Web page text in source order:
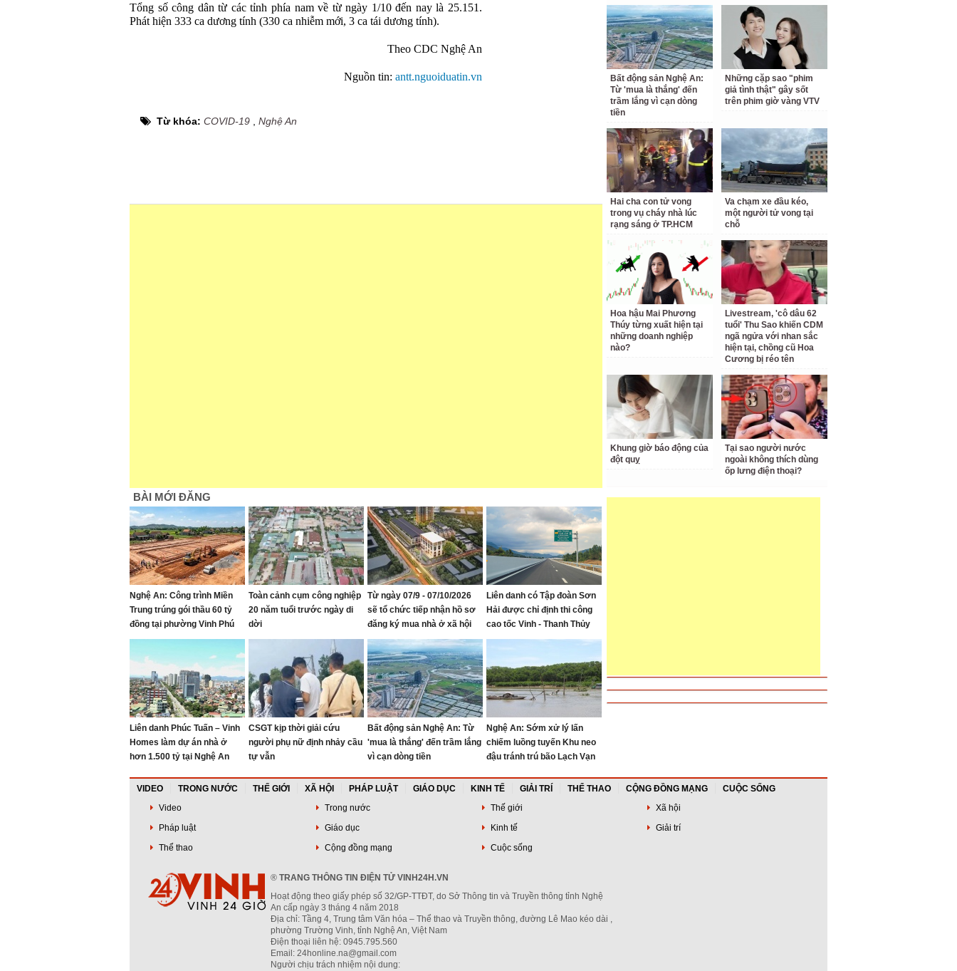
Tổng số công dân từ các tỉnh phía nam về từ ngày 1/10 đến nay là 25.151.
Phát hiện 333 ca dương tính (330 ca nhiễm mới, 3 ca tái dương tính).
Theo CDC Nghệ An
Nguồn tin: antt.nguoiduatin.vn
Từ khóa: COVID-19 Nghệ An
BÀI MỚI ĐĂNG
Nghệ An: Công trình Miền
Trung trúng gói thầu 60 tỷ
đồng tại phường Vinh Phú
Toàn cảnh cụm công nghiệp
20 năm tuổi trước ngày di
dời
Từ ngày 07/9 - 07/10/2026
sẽ tổ chức tiếp nhận hồ sơ
đăng ký mua nhà ở xã hội
tại Khu nhà ở Mỹ Thượng,
phường Vinh Lộc
Liên danh có Tập đoàn Sơn
Hải được chỉ định thi công
cao tốc Vinh - Thanh Thủy
Liên danh Phúc Tuấn – Vinh
Homes làm dự án nhà ở
hơn 1.500 tỷ tại Nghệ An
CSGT kịp thời giải cứu
người phụ nữ định nhảy cầu
tự vẫn
Bất động sản Nghệ An: Từ
'mua là thắng' đến trầm lắng
vì cạn dòng tiền
Nghệ An: Sớm xử lý lấn
chiếm luồng tuyến Khu neo
đậu tránh trú bão Lạch Vạn
Bất động sản Nghệ An:
Từ 'mua là thắng' đến
trầm lắng vì cạn dòng
tiền
Những cặp sao "phim
giả tình thật" gây sốt
trên phim giờ vàng VTV
Hai cha con tử vong
trong vụ cháy nhà lúc
rạng sáng ở TP.HCM
Va chạm xe đầu kéo,
một người tử vong tại
chỗ
Hoa hậu Mai Phương
Thúy từng xuất hiện tại
những doanh nghiệp
nào?
Livestream, 'cô dâu 62
tuổi' Thu Sao khiến CDM
ngã ngửa với nhan sắc
hiện tại, chồng cũ Hoa
Cương bị réo tên
Khung giờ báo động của
đột quỵ
Tại sao người nước
ngoài không thích dùng
ốp lưng điện thoại?
VIDEO TRONG NƯỚC THẾ GIỚI XÃ HỘI PHÁP LUẬT GIÁO DỤC KINH TẾ GIẢI TRÍ THỂ THAO CỘNG ĐỒNG MẠNG
CUỘC SỐNG
Video
Trong nước Thế giới
Xã hội
Pháp luật
Giáo dục Kinh tế
Giải trí
Thể thao
Cộng đồng mạng Cuộc sống
® TRANG THÔNG TIN ĐIỆN TỬ VINH24H.VN
Hoạt động theo giấy phép số 32/GP-TTĐT, do Sở Thông tin và Truyền thông tỉnh Nghệ
An cấp ngày 3 tháng 4 năm 2018
Địa chỉ: Tầng 4, Trung tâm Văn hóa – Thể thao và Truyền thông, đường Lê Mao kéo dài ,
phường Trường Vinh, tỉnh Nghệ An, Việt Nam
Điện thoại liên hệ: 0945.795.560
Email: 24honline.na@gmail.com
Người chịu trách nhiệm nội dung: